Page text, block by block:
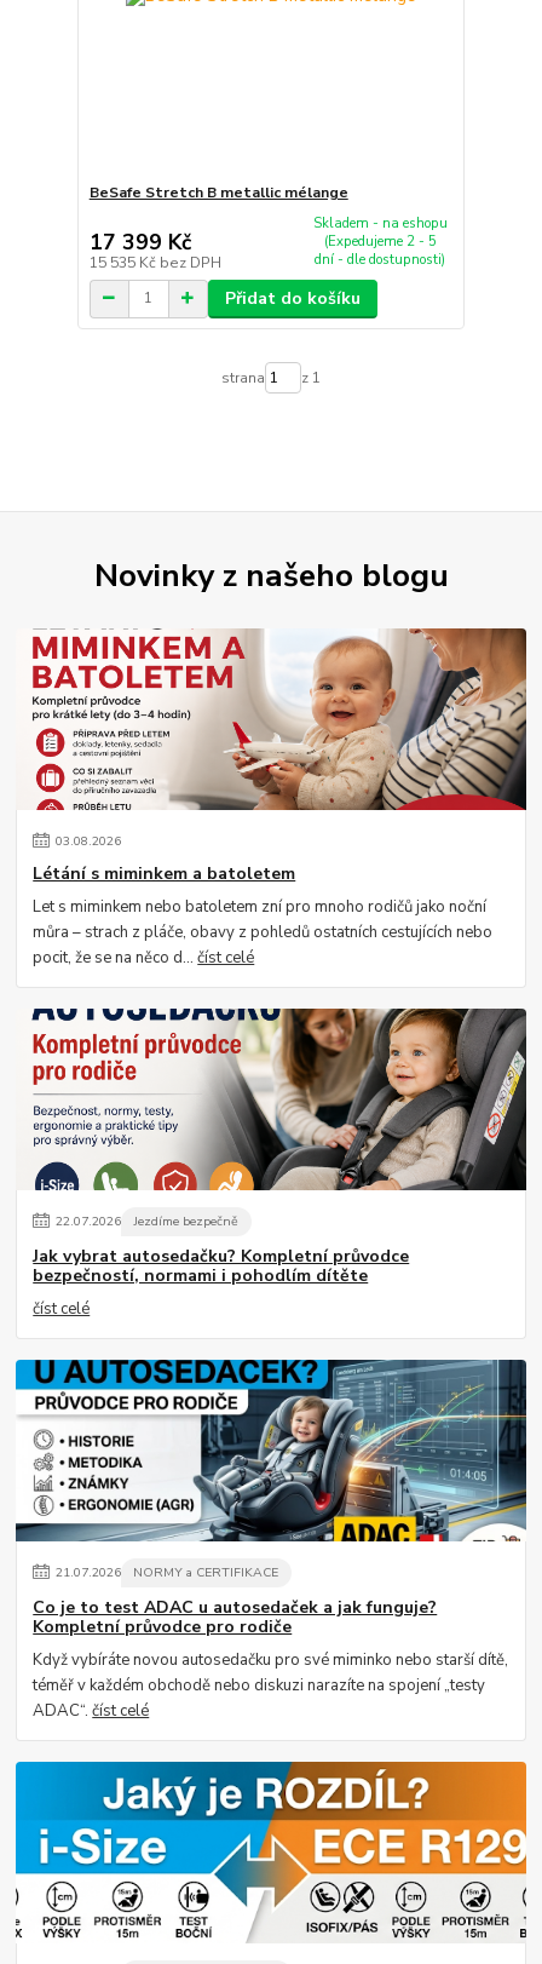
BeSafe Stretch B metallic mélange
17 399 Kč
15 535 Kč bez DPH
Skladem - na eshopu
(Expedujeme 2 - 5
dní - dle dostupnosti)
Přidat do košíku
strana z 1
Novinky z našeho blogu
03.08.2026
Létání s miminkem a batoletem
Let s miminkem nebo batoletem zní pro mnoho rodičů jako noční
můra – strach z pláče, obavy z pohledů ostatních cestujících nebo
pocit, že se na něco d...číst celé
22.07.2026 Jezdíme bezpečně
Jak vybrat autosedačku? Kompletní průvodce
bezpečností, normami i pohodlím dítěte
číst celé
21.07.2026 NORMY a CERTIFIKACE
Co je to test ADAC u autosedaček a jak funguje?
Kompletní průvodce pro rodiče
Když vybíráte novou autosedačku pro své miminko nebo starší dítě,
téměř v každém obchodě nebo diskuzi narazíte na spojení „testy
ADAC“.číst celé